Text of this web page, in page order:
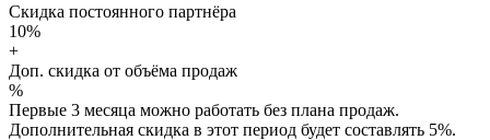
Скидка постоянного партнёра
10%
+
Доп. скидка от объёма продаж
%
Первые 3 месяца можно работать без плана продаж.
Дополнительная скидка в этот период будет составлять 5%.